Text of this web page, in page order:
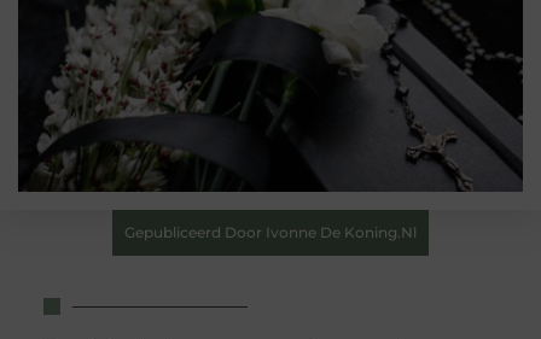
Gepubliceerd Door Ivonne De Koning.nl